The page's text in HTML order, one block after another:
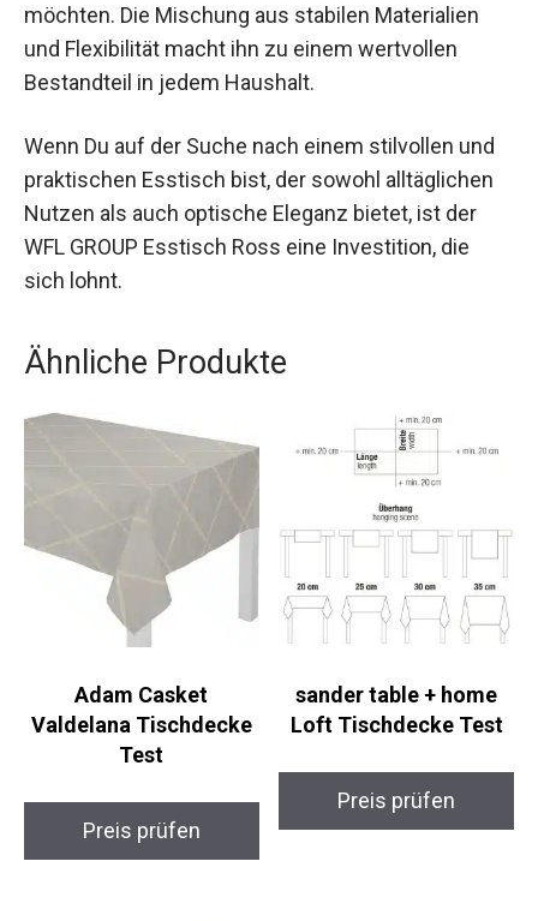
möchten. Die Mischung aus stabilen Materialien
und Flexibilität macht ihn zu einem wertvollen
Bestandteil in jedem Haushalt.
Wenn Du auf der Suche nach einem stilvollen und
praktischen Esstisch bist, der sowohl alltäglichen
Nutzen als auch optische Eleganz bietet, ist der
WFL GROUP Esstisch Ross eine Investition, die
sich lohnt.
Ähnliche Produkte
Adam Casket
Valdelana Tischdecke
Test
Preis prüfen
sander table + home
Loft Tischdecke Test
Preis prüfen